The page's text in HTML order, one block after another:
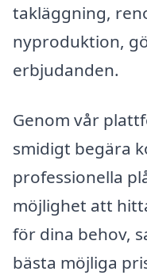
takläggning,
nyproduktion,
erbjudanden.
Genom vår
smidigt begära
professionella
möjlighet att
för dina behov,
bästa möjliga